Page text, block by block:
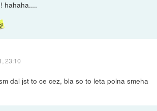
hahaha....
23:10
dal jst to ce cez, bla so to leta polna smeha